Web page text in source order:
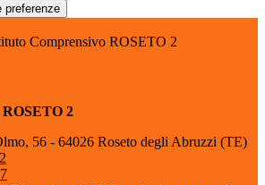
preferenze
Comprensivo ROSETO 2
2
56 - 64026 Roseto degli Abruzzi (TE)